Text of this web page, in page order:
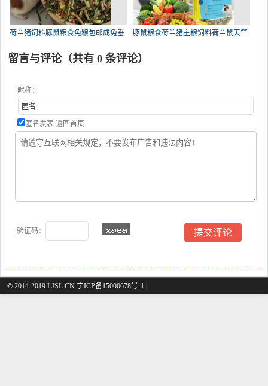
荷兰猪饲料豚鼠粮食兔粮包邮成兔垂 豚鼠粮食荷兰猪主粮饲料荷兰鼠天竺
留言与评论（共有 0 条评论）
昵称：
匿名发表 返回首页
验证码：
© 2014-2019 LJSL.CN 宁ICP备15000678号-1 |